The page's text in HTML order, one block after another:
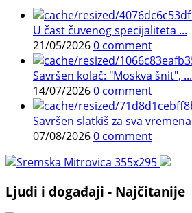
U čast čuvenog specijaliteta ...
21/05/20260 comment
Savršen kolač: "Moskva šnit", ...
14/07/20260 comment
Savršen slatkiš za sva
07/08/20260 comment
Ljudi i događaji - Najčitanije